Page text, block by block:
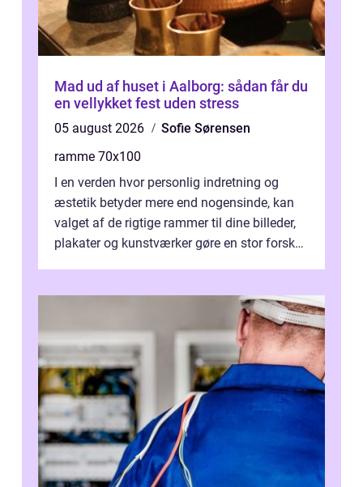
Mad ud af huset i Aalborg: sådan får du
en vellykket fest uden stress
05 august 2026
Sofie Sørensen
ramme 70x100
I en verden hvor personlig indretning og
æstetik betyder mere end nogensinde, kan
valget af de rigtige rammer til dine billeder,
plakater og kunstværker gøre en stor forskel.